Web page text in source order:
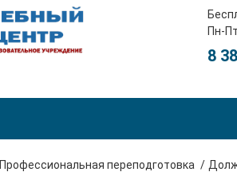
Пн-
8
Профессиональная переподготовка